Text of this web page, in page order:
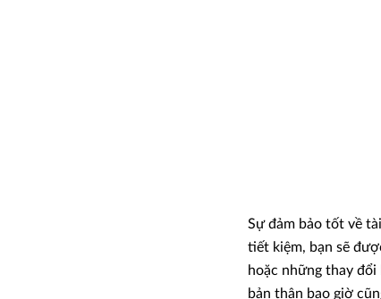
Sự đảm bảo tốt về
tiết kiệm, bạn sẽ
hoặc những thay
bản thân bao giờ